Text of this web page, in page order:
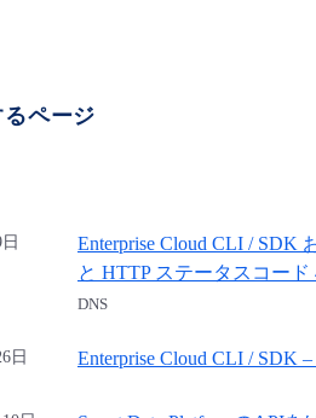
ページ
Enterprise Cloud CLI / SDK
と HTTP ステータスコード
DNS
日 Enterprise Cloud CLI / SDK